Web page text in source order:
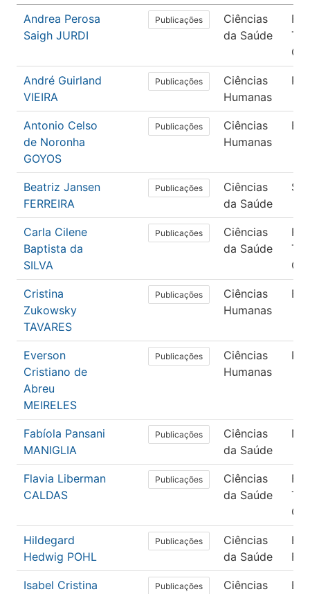
Andrea Perosa
Saigh JURDI
Publicações
Ciências
da Saúde
André Guirland
VIEIRA
Publicações
Ciências
Humanas
Antonio Celso
de Noronha
GOYOS
Publicações
Ciências
Humanas
Beatriz Jansen
FERREIRA
Publicações
Ciências
da Saúde
Carla Cilene
Baptista da
SILVA
Publicações
Ciências
da Saúde
Cristina
Zukowsky
TAVARES
Publicações
Ciências
Humanas
Everson
Cristiano de
Abreu
MEIRELES
Publicações
Ciências
Humanas
Fabíola Pansani
MANIGLIA
Publicações
Ciências
da Saúde
Flavia Liberman
CALDAS
Publicações
Ciências
da Saúde
Hildegard
Hedwig POHL
Publicações
Ciências
da Saúde
Isabel Cristina
Publicações
Ciências